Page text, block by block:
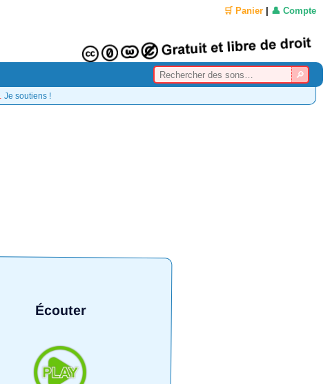
🛒 Panier 👤 Compte
Je soutiens !
Écouter